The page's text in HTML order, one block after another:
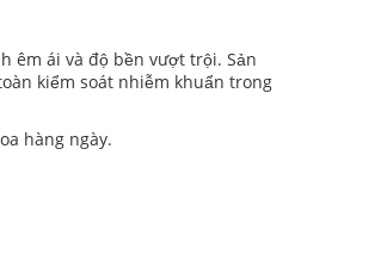
êm ái và độ bền vượt trội. Sản
kiểm soát nhiễm khuẩn trong
hàng ngày.